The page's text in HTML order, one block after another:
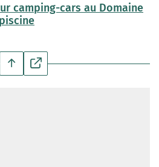
camping-cars au Domaine